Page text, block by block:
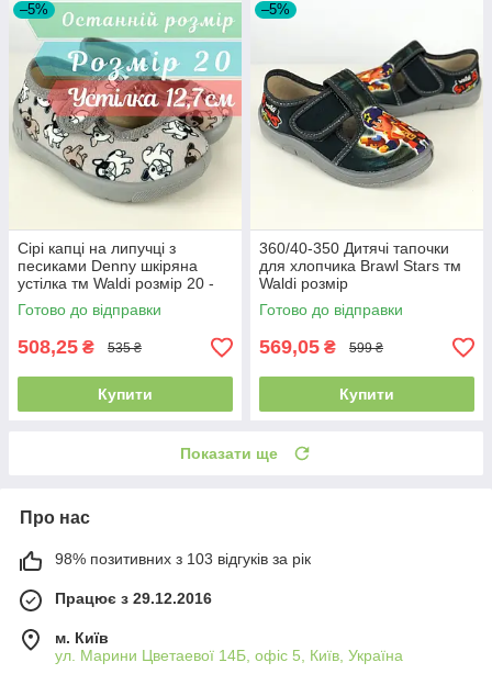
–5%
Сірі капці на липучці з
песиками Denny шкіряна
устілка тм Waldi розмір 20 -
устілка 12,7 см
Готово до відправки
508,25 ₴ 535 ₴
Купити
–5%
360/40-350 Дитячі тапочки
для хлопчика Brawl Stars тм
Waldi розмір
Готово до відправки
569,05 ₴ 599 ₴
Купити
Показати ще
Про нас
98% позитивних з 103 відгуків за рік
Працює з 29.12.2016
м. Київ
ул. Марини Цветаевої 14Б, офіс 5, Київ, Україна